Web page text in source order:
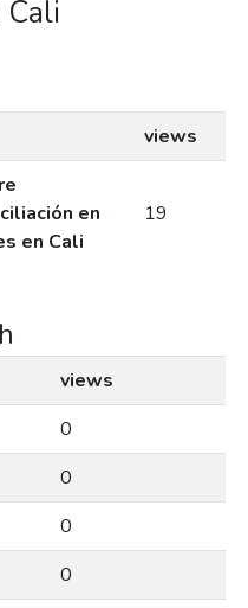
views
en
en Cali
19
views
0
0
0
0